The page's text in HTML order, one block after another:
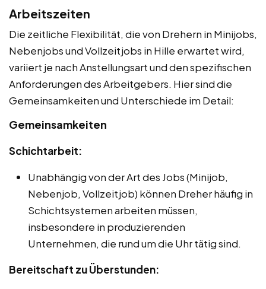
Arbeitszeiten
Die zeitliche Flexibilität, die von Drehern in Minijobs,
Nebenjobs und Vollzeitjobs in Hille erwartet wird,
variiert je nach Anstellungsart und den spezifischen
Anforderungen des Arbeitgebers. Hier sind die
Gemeinsamkeiten und Unterschiede im Detail:
Gemeinsamkeiten
Schichtarbeit:
Unabhängig von der Art des Jobs (Minijob,
Nebenjob, Vollzeitjob) können Dreher häufig in
Schichtsystemen arbeiten müssen,
insbesondere in produzierenden
Unternehmen, die rund um die Uhr tätig sind.
Bereitschaft zu Überstunden: